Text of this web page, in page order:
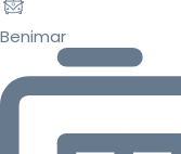
Benimar